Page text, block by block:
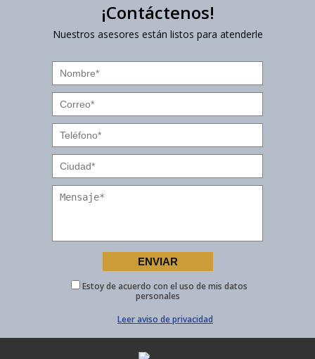
¡Contáctenos!
Nuestros asesores están listos para atenderle
Estoy de acuerdo con el uso de mis datos
personales
Leer aviso de privacidad